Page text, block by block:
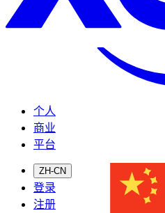
个人
商业
平台
ZH-CN
登录
注册